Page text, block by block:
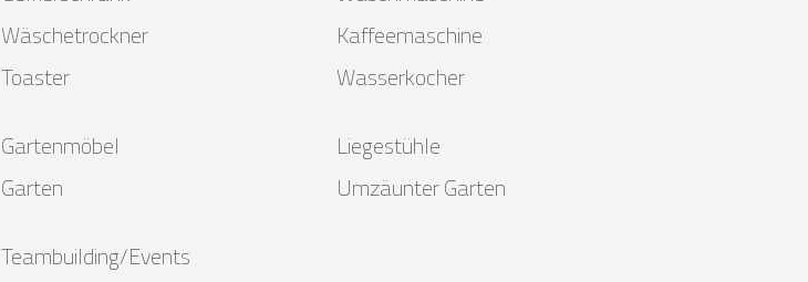
Wäschetrockner
Kaffeemaschine
Toaster
Wasserkocher
Gartenmöbel
Liegestühle
Garten
Umzäunter Garten
Teambuilding/Events